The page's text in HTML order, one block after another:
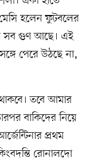
মেসি হলেন ফুটবলের
সব গুণ আছে। এই
পেরে উঠছে না,
তবে আমার
বাকিদের নিয়ে
প্রথম
রোনালদো